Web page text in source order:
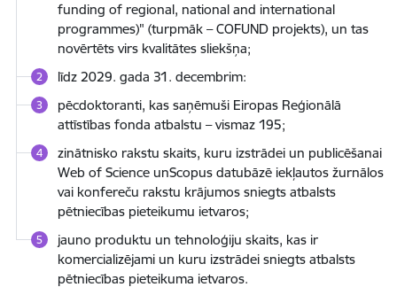
funding of regional, national and international
programmes)" (turpmāk – COFUND projekts), un tas
novērtēts virs kvalitātes sliekšņa;
līdz 2029. gada 31. decembrim:
pēcdoktoranti, kas saņēmuši Eiropas Reģionālā
attīstības fonda atbalstu – vismaz 195;
zinātnisko rakstu skaits, kuru izstrādei un publicēšanai
Web of Science unScopus datubāzē iekļautos žurnālos
vai konfereču rakstu krājumos sniegts atbalsts
pētniecības pieteikumu ietvaros;
jauno produktu un tehnoloģiju skaits, kas ir
komercializējami un kuru izstrādei sniegts atbalsts
pētniecības pieteikuma ietvaros.